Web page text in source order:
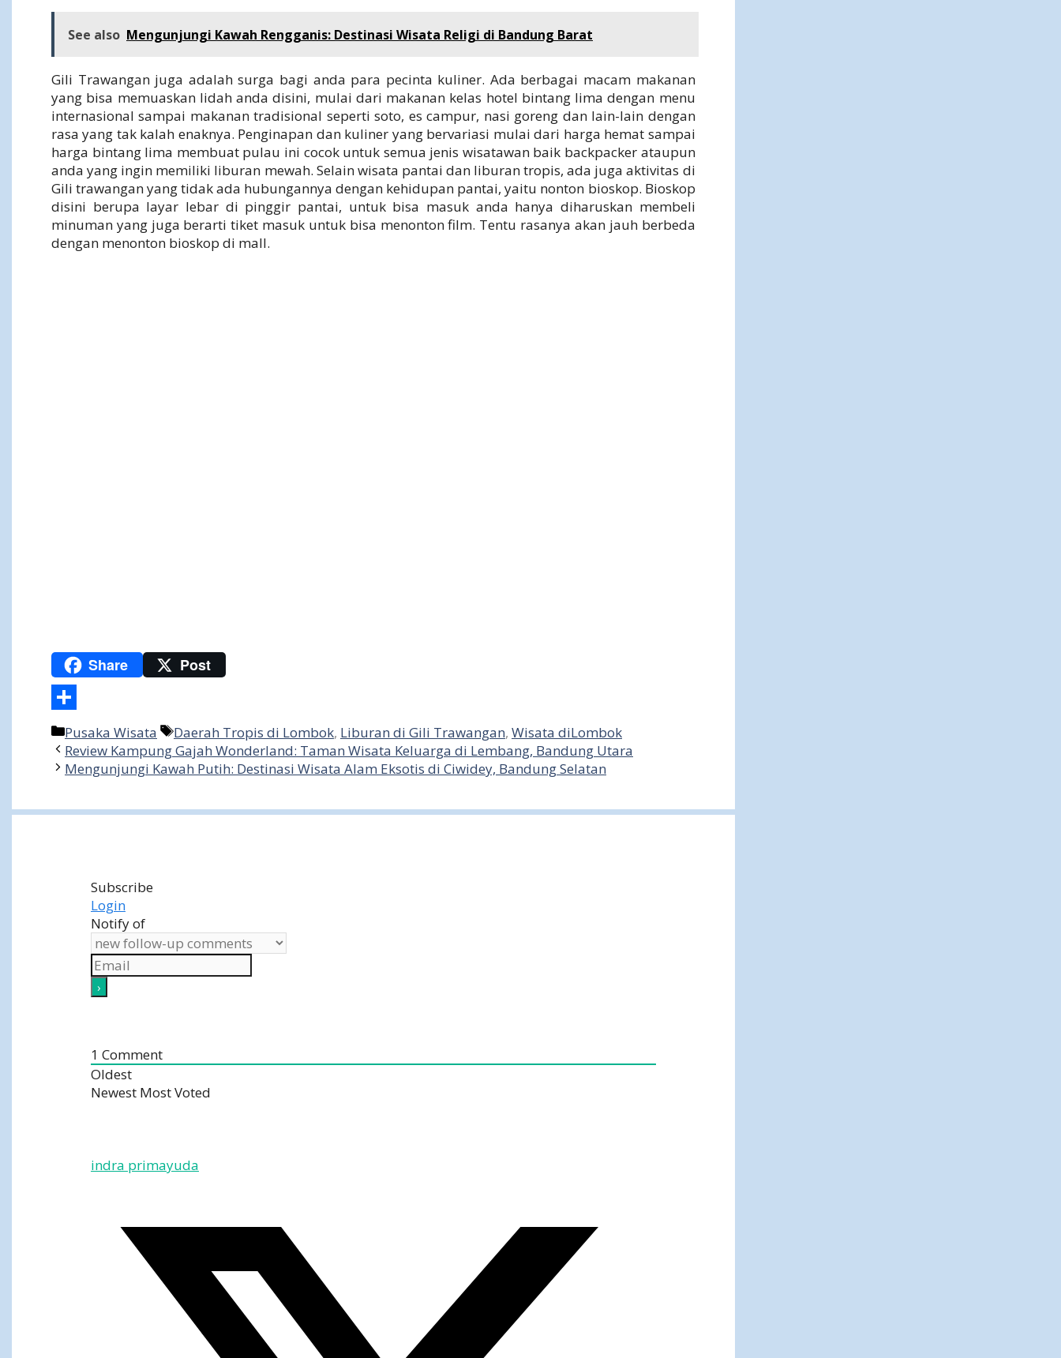
See also Mengunjungi Kawah Rengganis: Destinasi Wisata Religi di Bandung Barat
Gili Trawangan juga adalah surga bagi anda para pecinta kuliner. Ada berbagai macam makanan
yang bisa memuaskan lidah anda disini, mulai dari makanan kelas hotel bintang lima dengan menu
internasional sampai makanan tradisional seperti soto, es campur, nasi goreng dan lain-lain dengan
rasa yang tak kalah enaknya. Penginapan dan kuliner yang bervariasi mulai dari harga hemat sampai
harga bintang lima membuat pulau ini cocok untuk semua jenis wisatawan baik backpacker ataupun
anda yang ingin memiliki liburan mewah. Selain wisata pantai dan liburan tropis, ada juga aktivitas di
Gili trawangan yang tidak ada hubungannya dengan kehidupan pantai, yaitu nonton bioskop. Bioskop
disini berupa layar lebar di pinggir pantai, untuk bisa masuk anda hanya diharuskan membeli
minuman yang juga berarti tiket masuk untuk bisa menonton film. Tentu rasanya akan jauh berbeda
dengan menonton bioskop di mall.
Share Post
Share
Categories
Pusaka Wisata Tags
Daerah Tropis di Lombok, Liburan di Gili Trawangan, Wisata diLombok
Review Kampung Gajah Wonderland: Taman Wisata Keluarga di Lembang, Bandung Utara
Mengunjungi Kawah Putih: Destinasi Wisata Alam Eksotis di Ciwidey, Bandung Selatan
Subscribe
Login
Notify of
1 Comment
Oldest
Newest Most Voted
indra primayuda